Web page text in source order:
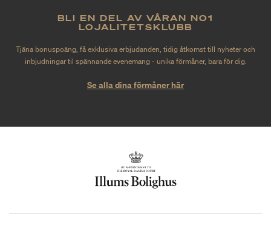
BLI EN DEL AV VÅRAN NO1
LOJALITETSKLUBB
Tjäna bonuspoäng, få exklusiva erbjudanden, tidig åtkomst till nyheter och
inbjudningar til spännande evenemang - unika förmåner, bara för dig.
Se alla dina förmåner här